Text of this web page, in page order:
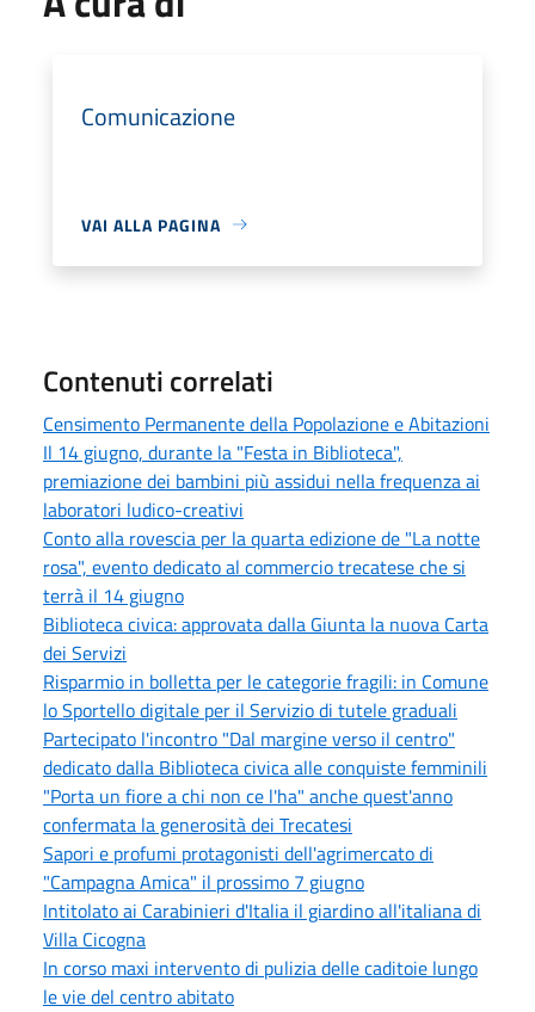
Comunicazione
VAI ALLA PAGINA
Contenuti correlati
Censimento Permanente della Popolazione e Abitazioni
Il 14 giugno, durante la "Festa in Biblioteca",
premiazione dei bambini più assidui nella frequenza ai
laboratori ludico-creativi
Conto alla rovescia per la quarta edizione de "La notte
rosa", evento dedicato al commercio trecatese che si
terrà il 14 giugno
Biblioteca civica: approvata dalla Giunta la nuova Carta
dei Servizi
Risparmio in bolletta per le categorie fragili: in Comune
lo Sportello digitale per il Servizio di tutele graduali
Partecipato l'incontro "Dal margine verso il centro"
dedicato dalla Biblioteca civica alle conquiste femminili
"Porta un fiore a chi non ce l'ha" anche quest'anno
confermata la generosità dei Trecatesi
Sapori e profumi protagonisti dell'agrimercato di
"Campagna Amica" il prossimo 7 giugno
Intitolato ai Carabinieri d'Italia il giardino all'italiana di
Villa Cicogna
In corso maxi intervento di pulizia delle caditoie lungo
le vie del centro abitato